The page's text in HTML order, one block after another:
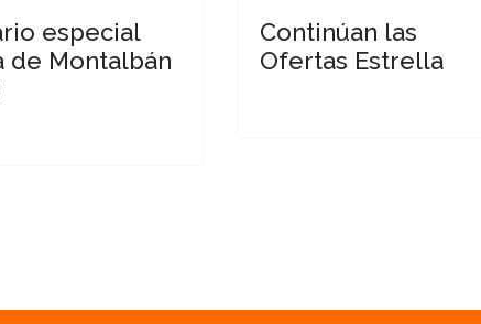
especial
de Montalbán
Continúan las
Ofertas Estrella